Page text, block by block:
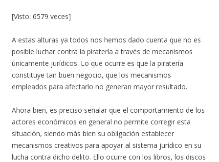
[Visto: 6579 veces]
A estas alturas ya todos nos hemos dado cuenta que no es
posible luchar contra la piratería a través de mecanismos
únicamente jurídicos. Lo que ocurre es que la piratería
constituye tan buen negocio, que los mecanismos
empleados para afectarlo no generan mayor resultado.
Ahora bien, es preciso señalar que el comportamiento de los
actores económicos en general no permite corregir esta
situación, siendo más bien su obligación establecer
mecanismos creativos para apoyar al sistema jurídico en su
lucha contra dicho delito. Ello ocurre con los libros, los discos